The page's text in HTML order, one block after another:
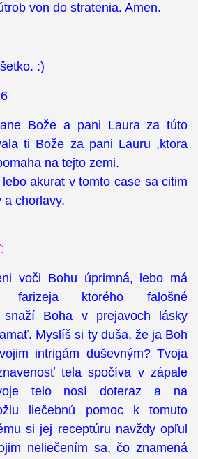
von do stratenia. Amen.
:)
Bože a pani Laura za túto
ti Bože za pani Lauru ,ktora
na tejto zemi.
akurat v tomto case sa citim
a chorlavy.
voči Bohu úprimná, lebo má
farizeja ktorého falošné
snaží Boha v prejavoch lásky
Myslíš si ty duša, že ja Boh
intrigám duševným? Tvoja
tela spočíva v zápale
telo nosí doteraz a na
liečebnú pomoc k tomuto
si jej receptúru navždy opľul
neliečením sa, čo znamená